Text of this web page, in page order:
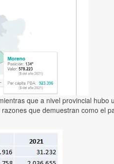
que a nivel provincial hubo
que demuestran como el